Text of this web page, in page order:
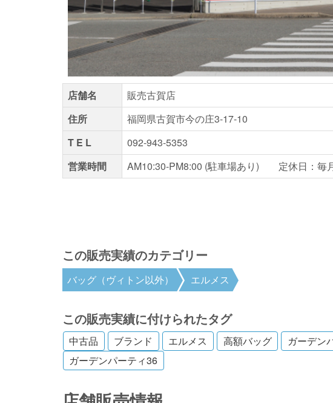
店舗名
販売古賀店
住所
福岡県古賀市今の庄3-17-10
T E L
092-943-5353
営業時間
AM10:30-PM8:00 (駐車場あり) 定休日：毎
この販売実績のカテゴリー
バッグ（ヴィトン以外） エルメス
この販売実績に付けられたタグ
中古品 ブランド エルメス 高額バッグ
ガーデン
ガーデンパーティ36